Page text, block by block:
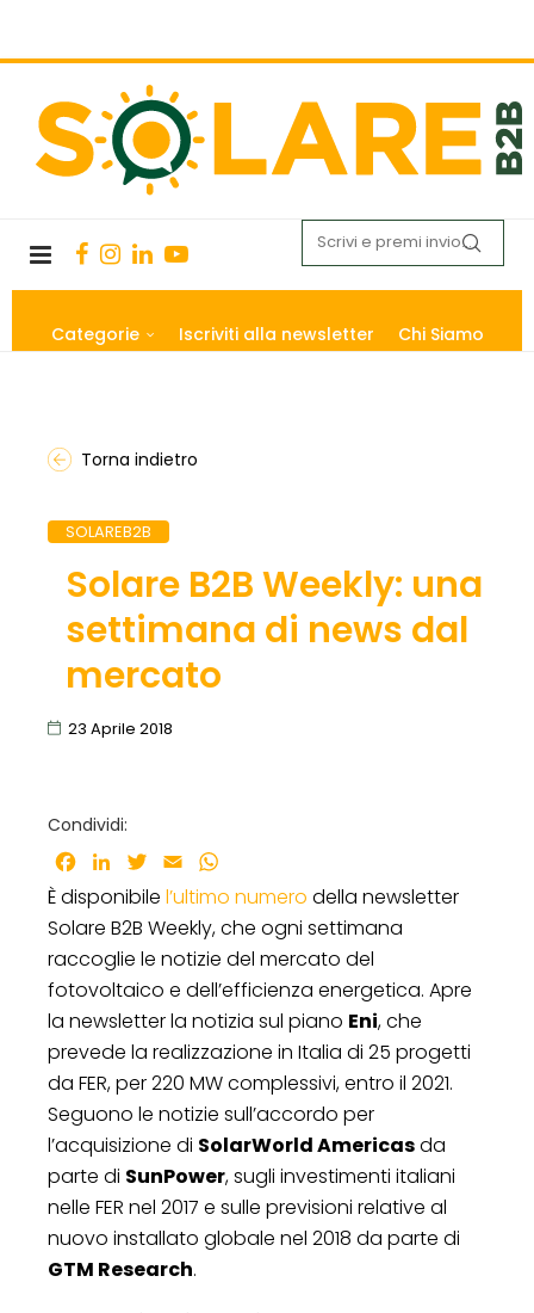
Categorie Iscriviti alla newsletter Chi Siamo
Torna indietro
SOLAREB2B
Solare B2B Weekly: una
settimana di news dal
mercato
23 Aprile 2018
Condividi:
Facebook
LinkedInTwitter
Email
È disponibile l’ultimo numero della newsletter
Solare B2B Weekly, che ogni settimana
raccoglie le notizie del mercato del
fotovoltaico e dell’efficienza energetica. Apre
la newsletter la notizia sul piano Eni, che
prevede la realizzazione in Italia di 25 progetti
da FER, per 220 MW complessivi, entro il 2021.
Seguono le notizie sull’accordo per
l’acquisizione di SolarWorld Americasda
parte di SunPower, sugli investimenti italiani
nelle FER nel 2017 e sulle previsioni relative al
nuovo installato globale nel 2018 da parte di
GTM Research.